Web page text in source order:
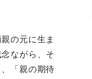
の元に生ま
ながら、そ
「親の期待